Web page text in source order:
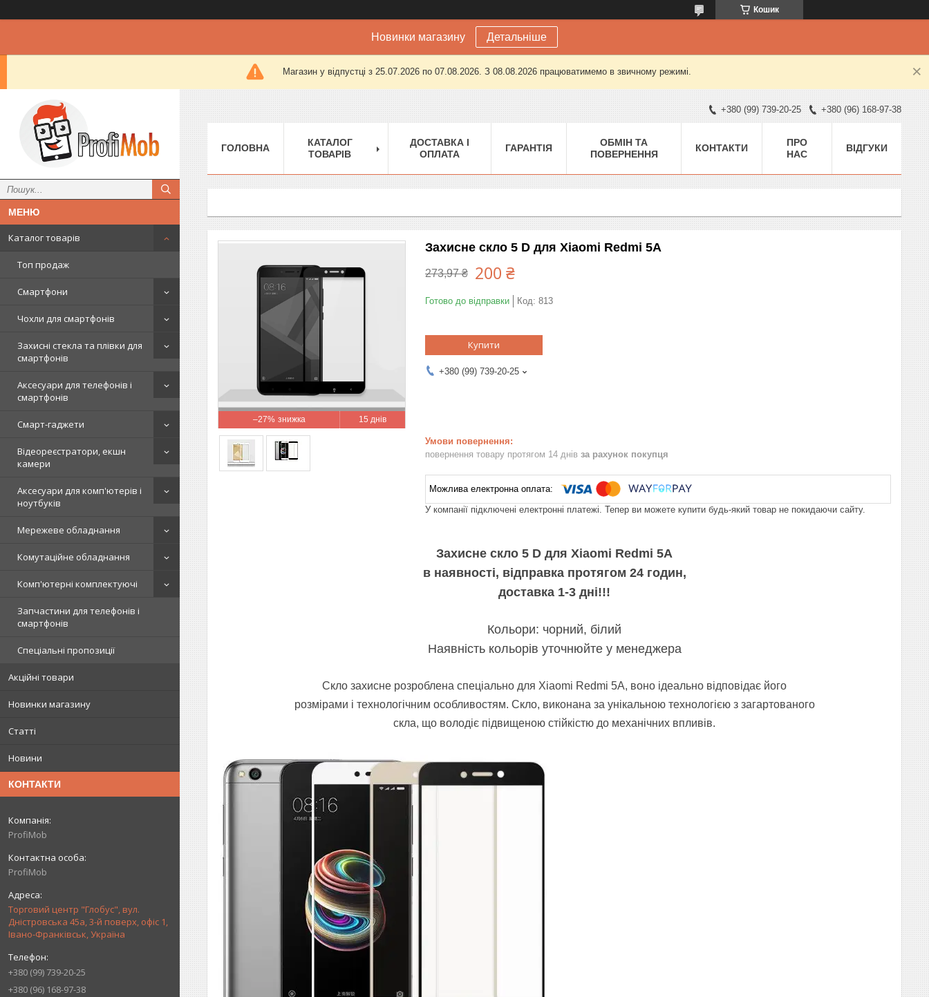
Кошик
Новинки магазину Детальніше
Магазин у відпустці з 25.07.2026 по 07.08.2026. З 08.08.2026 працюватимемо в звичному режимі.
Каталог товарів
Топ продаж
Смартфони
Чохли для смартфонів
Захисні стекла та плівки для
смартфонів
Аксесуари для телефонів і
смартфонів
Смарт-гаджети
Відеореєстратори, екшн
камери
Аксесуари для комп'ютерів і
ноутбуків
Мережеве обладнання
Комутаційне обладнання
Комп'ютерні комплектуючі
Запчастини для телефонів і
смартфонів
Спеціальні пропозиції
Акційні товари
Новинки магазину
Статті
Новини
КОНТАКТИ
ProfiMob
ProfiMob
Торговий центр "Глобус", вул.
Дністровська 45а, 3-й поверх, офіс 1,
Івано-Франківськ, Україна
+380 (99) 739-20-25
+380 (96) 168-97-38
+380 (99) 739-20-25 +380 (96) 168-97-38
ГОЛОВНА
КАТАЛОГ
ТОВАРІВ
ДОСТАВКА І
ОПЛАТА
ГАРАНТІЯ
ОБМІН ТА
ПОВЕРНЕННЯ
КОНТАКТИ
ПРО
НАС
ВІДГУКИ
–27% 15 днів
Захисне скло 5 D для Xiaomi Redmi 5A
273,97 ₴ 200 ₴
Готово до відправки Код: 813
Купити
+380 (99) 739-20-25
повернення товару протягом 14 днів за рахунок покупця
У компанії підключені електронні платежі. Тепер ви можете купити будь-який товар не покидаючи сайту.
Захисне скло 5 D для Xiaomi Redmi 5A
в наявності, відправка протягом 24 годин,
доставка 1-3 дні!!!
Кольори: чорний, білий
Наявність кольорів уточнюйте у менеджера
Скло захисне розроблена спеціально для Xiaomi Redmi 5A, воно ідеально відповідає його
розмірами і технологічним особливостям. Скло, виконана за унікальною технологією з загартованого
скла, що володіє підвищеною стійкістю до механічних впливів.